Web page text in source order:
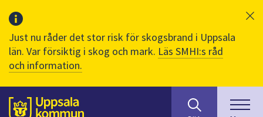
Just nu råder det stor risk för skogsbrand i Uppsala
län. Var försiktig i skog och mark. Läs SMHI:s råd
och information.
huvudinnehåll
efter